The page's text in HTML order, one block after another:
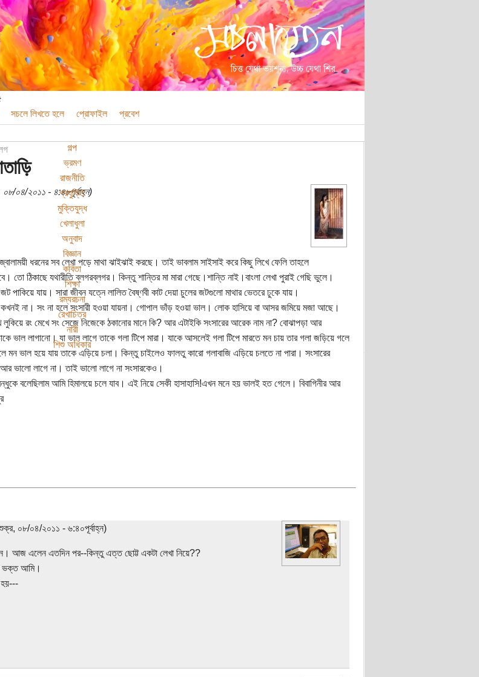
সচলে লিখতে হলে প্রোফাইল প্রবেশ
গল্প
ভ্রমণ
রাজনীতি
প্রযুক্তি
মুক্তিযুদ্ধ
খেলাধুলা
অনুবাদ
বিজ্ঞান
কবিতা
শিক্ষা
রম্যরচনা
রেখাচিত্র
নারী
শিশু অধিকার
০৪/২০১১ - ৪:৪৮পূর্বাহ্ন)
ধরনের সব লেখা পড়ে মাথা ঝাইঝাই করছে। তাই ভাবলাম সাইসাই করে কিছু লিখে ফেলি তাহলে
তো ঠিকাছে ‌‌যথারীতি ব্লগরব্লগর। কিন্তু শান্তির মা মারা গেছে।শান্তি নাই।বাংলা লেখা পুরাই গেছি ভুলে।
যায়। সারা জীবন যত্নে লালিত বৈষ্ণবী কাট দেয়া চুলের জটগুলো মাথার ভেতরে ঢুকে যায়।
না। সং না হলে সংসারী হওয়া যায়না। গোপাল ভাঁড় হওয়া ভাল। লোক হাসিয়ে বা আসর জমিয়ে মজা আছে।
লুকিয়ে রং মেখে সং সেজে নিজেকে ঠকানোর মানে কি? আর এটাইকি সংসারের আরেক নাম না? বোঝাপড়া আর
ভাল লাগানো। যা ভাল লাগে তাকে গলা টিপে মারা। যাকে আসলেই গলা টিপে মারতে মন চায় তার গলা জড়িয়ে গলে
মন ভাল হয়ে যায় তাকে এড়িয়ে চলা। কিন্তু চাইলেও ফালতু কারো গলাবাজি এড়িয়ে চলতে না পারা। সংসারের
ভালো লাগে না। তাই ভালো লাগে না সংসারকেও।
বলেছিলাম আমি হিমালয়ে চলে যাব। এই নিয়ে সেকী হাসাহাসি!এখন মনে হয় ভালই হত গেলে। বিবাগিনীর আর
০৮/০৪/২০১১ - ৬:৪০পূর্বাহ্ন)
আজ এলেন এতদিন পর--কিন্তু এত্ত ছোট্ট একটা লেখা নিয়ে??
ভক্ত আমি।